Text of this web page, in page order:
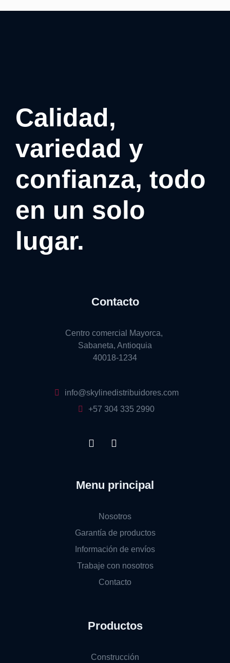
Calidad,
variedad y
confianza, todo
en un solo
lugar.
Contacto
Centro comercial Mayorca,
Sabaneta, Antioquia
40018-1234
info@skylinedistribuidores.com
+57 304 335 2990
Menu principal
Nosotros
Garantía de productos
Información de envíos
Trabaje con nosotros
Contacto
Productos
Construcción